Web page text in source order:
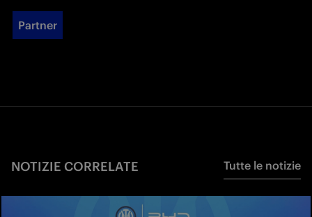
Partner
NOTIZIE CORRELATE Tutte le notizie